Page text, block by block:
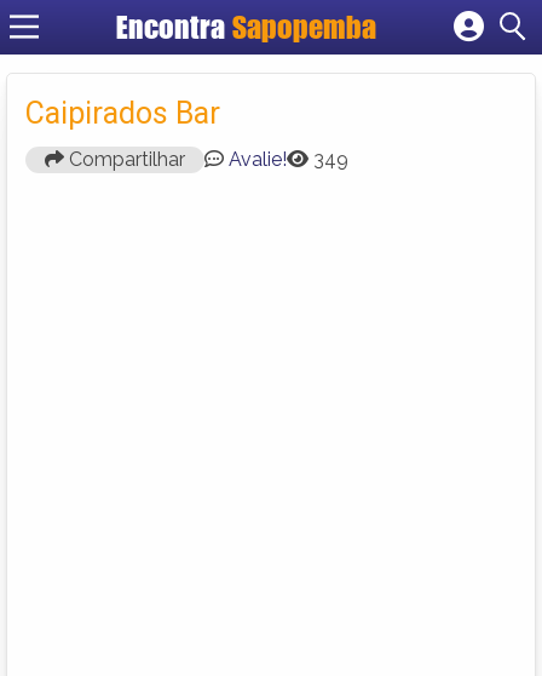
Encontra Sapopemba
Cadastrar empresa
Caipirados Bar
Compartilhar Avalie! 349